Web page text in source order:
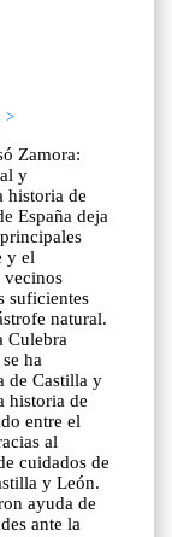
>
Zamora:
y
historia de
España deja
y el
vecinos
suficientes
natural.
Culebra
ha
de Castilla y
historia de
entre el
al
cuidados de
y León.
ayuda de
ante la